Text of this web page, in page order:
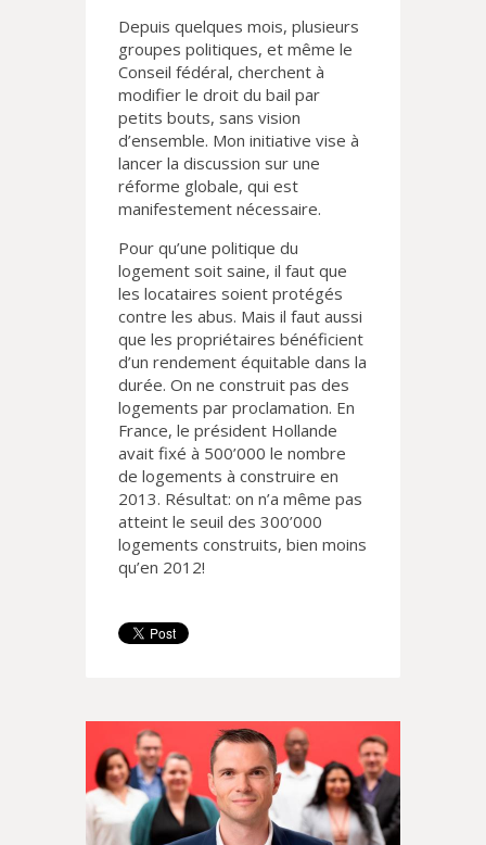
Depuis quelques mois, plusieurs
groupes politiques, et même le
Conseil fédéral, cherchent à
modifier le droit du bail par
petits bouts, sans vision
d’ensemble. Mon initiative vise à
lancer la discussion sur une
réforme globale, qui est
manifestement nécessaire.
Pour qu’une politique du
logement soit saine, il faut que
les locataires soient protégés
contre les abus. Mais il faut aussi
que les propriétaires bénéficient
d’un rendement équitable dans la
durée. On ne construit pas des
logements par proclamation. En
France, le président Hollande
avait fixé à 500’000 le nombre
de logements à construire en
2013. Résultat: on n’a même pas
atteint le seuil des 300’000
logements construits, bien moins
qu’en 2012!